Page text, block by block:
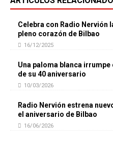
Celebra con Radio Nervión
pleno corazón de Bilbao
16/12/2025
Una paloma blanca
de su 40 aniversario
10/03/2026
Radio Nervión estrena
el aniversario de Bilbao
16/06/2026